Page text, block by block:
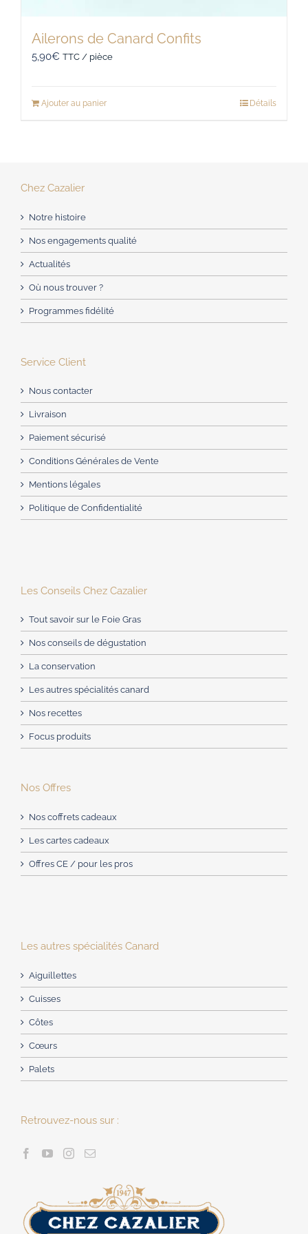
Ailerons de Canard Confits
5,90€ TTC / pièce
Ajouter au panier Détails
Chez Cazalier
Notre histoire
Nos engagements qualité
Actualités
Où nous trouver ?
Programmes fidélité
Service Client
Nous contacter
Livraison
Paiement sécurisé
Conditions Générales de Vente
Mentions légales
Politique de Confidentialité
Les Conseils Chez Cazalier
Tout savoir sur le Foie Gras
Nos conseils de dégustation
La conservation
Les autres spécialités canard
Nos recettes
Focus produits
Nos Offres
Nos coffrets cadeaux
Les cartes cadeaux
Offres CE / pour les pros
Les autres spécialités Canard
Aiguillettes
Cuisses
Côtes
Cœurs
Palets
Retrouvez-nous sur :